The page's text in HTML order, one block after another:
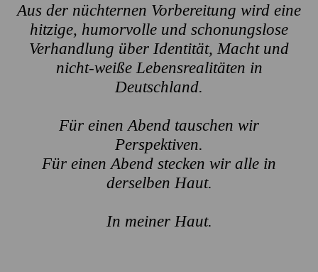
Aus der nüchternen Vorbereitung wird eine
hitzige, humorvolle und schonungslose
Verhandlung über Identität, Macht und
nicht-weiße Lebensrealitäten in
Deutschland.
Für einen Abend tauschen wir
Perspektiven.
Für einen Abend stecken wir alle in
derselben Haut.
In meiner Haut.